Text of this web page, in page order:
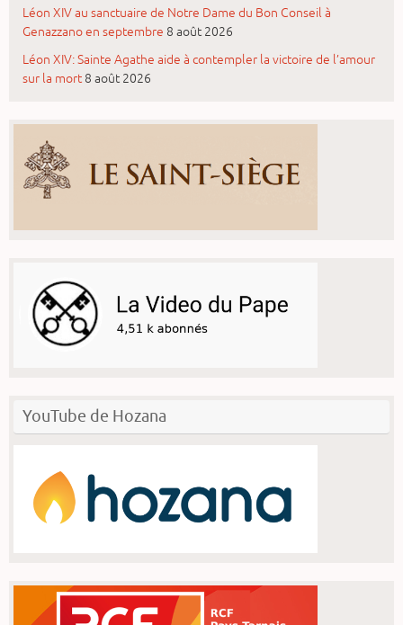
Léon XIV au sanctuaire de Notre Dame du Bon Conseil à
Genazzano en septembre 8 août 2026
Léon XIV: Sainte Agathe aide à contempler la victoire de l’amour
sur la mort 8 août 2026
YouTube de Hozana